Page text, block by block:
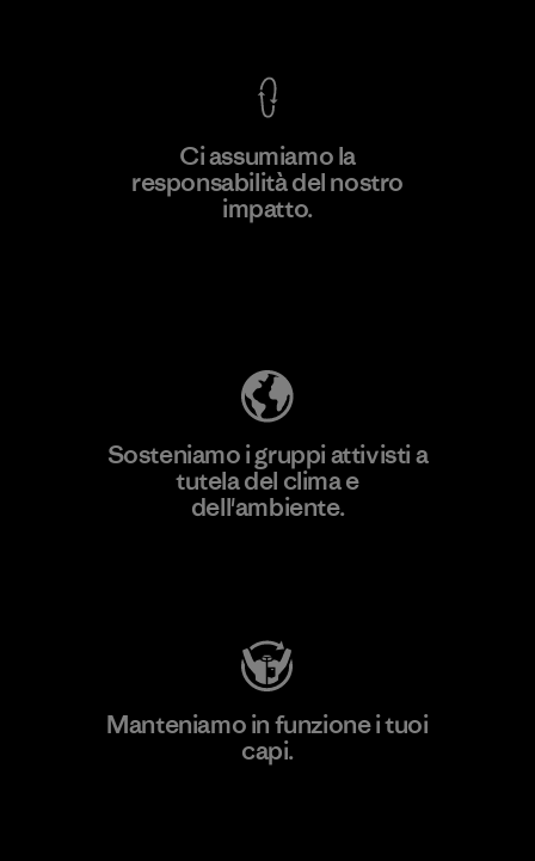
Scopri di più
Ci assumiamo la
responsabilità del nostro
impatto.
Sosteniamo i gruppi attivisti a
tutela del clima e
dell'ambiente.
Manteniamo in funzione i tuoi
capi.